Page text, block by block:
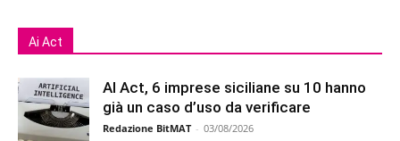
Ai Act
AI Act, 6 imprese siciliane su 10 hanno
già un caso d’uso da verificare
Redazione BitMAT - 03/08/2026